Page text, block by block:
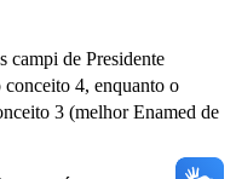
campi de Presidente
conceito 4, enquanto o
3 (melhor Enamed de